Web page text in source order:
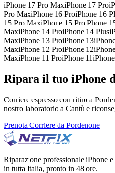
iPhone 17 Pro MaxiPhone 17 Pro
Pro MaxiPhone 16 ProiPhone 16
15 Pro MaxiPhone 15 ProiPhone
MaxiPhone 14 ProiPhone 14 Plus
MaxiPhone 13 ProiPhone 13
MaxiPhone 12 ProiPhone 12
MaxiPhone 11 ProiPhone 11
Ripara il tuo iPhone
Corriere espresso con ritiro a
nostro laboratorio a Cantù e
Prenota Corriere da Pordenone
Riparazione professionale iPhone
in tutta Italia, pronto in 48 ore.